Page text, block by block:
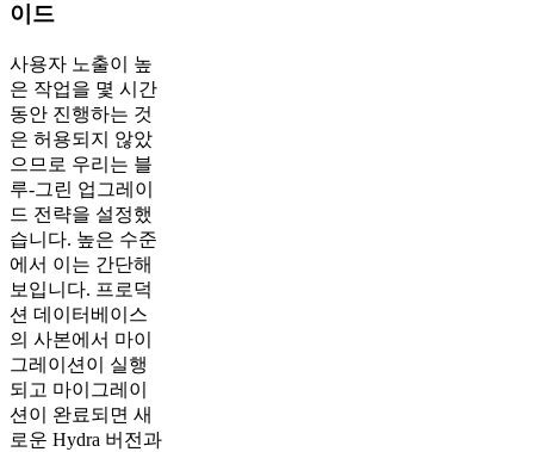
이드
사용자 노출이 높
은 작업을 몇 시간
동안 진행하는 것
은 허용되지 않았
으므로 우리는 블
루-그린 업그레이
드 전략을 설정했
습니다. 높은 수준
에서 이는 간단해
보입니다. 프로덕
션 데이터베이스
의 사본에서 마이
그레이션이 실행
되고 마이그레이
션이 완료되면 새
로운 Hydra 버전과